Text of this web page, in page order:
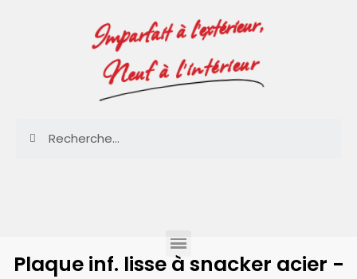
Imparfait à l'extérieur,
Neuf à l'intérieur
Plaque inf. lisse à snacker acier -